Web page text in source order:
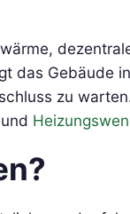
das Gebäude
zu
und